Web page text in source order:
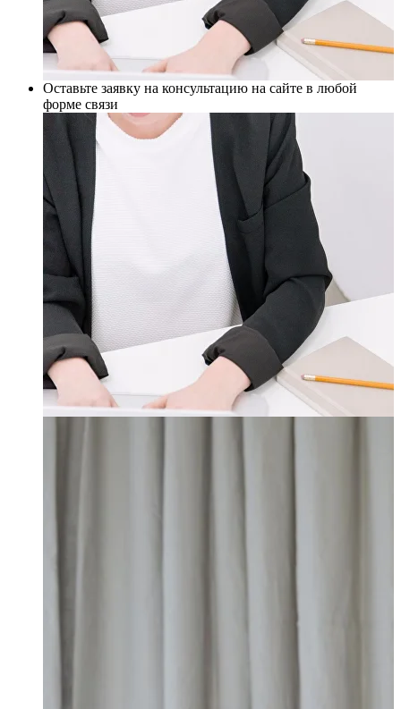
Оставьте заявку на консультацию на сайте в любой
форме связи